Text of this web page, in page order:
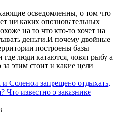
осведомленны, о том что
ни каких опозновательных
на то что кто-то хочет на
деньги.И почему двойные
построены базы
где люди катаются, ловят рыбу а
этим стоит и какие цели
и Соленой запрещено отдыхать,
Что известно о заказнике